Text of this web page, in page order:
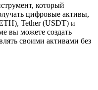
который
цифровые активы,
Tether (USDT) и
вы можете создать
своими активами без